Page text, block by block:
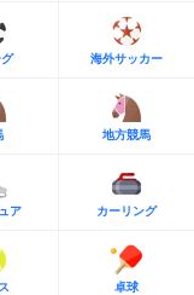
海外サッカー
地方競馬
ア カーリング
卓球